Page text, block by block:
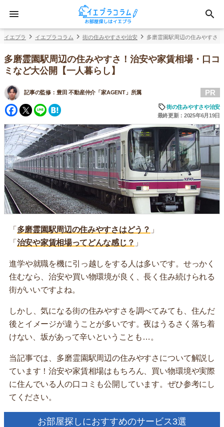
イエプラ イエプラコラム 街の住みやすさや治安 多磨霊園駅周辺の住みやすさ
多磨霊園駅周辺の住みやすさ！治安や家賃相場・口コ
ミなど大公開【一人暮らし】
記事の監修： 豊田 不動産仲介「家AGENT」所属
Facebook
Twitter
Line
PR
街の住みやすさや治安
最終更新：2025年6月19日
「 多磨霊園駅周辺の住みやすさはどう？ 」
「 治安や家賃相場ってどんな感じ？ 」
進学や就職を機に引っ越しをする人は多いです。せっかく
住むなら、治安や買い物環境が良く、長く住み続けられる
街がいいですよね。
しかし、気になる街の住みやすさを調べてみても、住んだ
後とイメージが違うことが多いです。夜はうるさく落ち着
けない、坂があって辛いということも…。
当記事では、多磨霊園駅周辺の住みやすさについて解説し
ています！治安や家賃相場はもちろん、買い物環境や実際
に住んでいる人の口コミも公開しています。ぜひ参考にし
てください。
お部屋探しにおすすめのサービス3選